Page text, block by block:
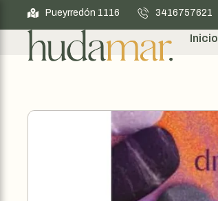
Pueyrredón 1116 3416757621
Inicio